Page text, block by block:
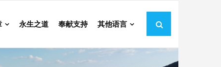
永生之道 奉献支持 其他语言